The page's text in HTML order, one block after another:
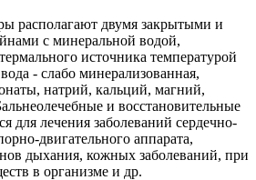
располагают двумя закрытыми и
с минеральной водой,
источника температурой
- слабо минерализованная,
натрий, кальций, магний,
и восстановительные
для лечения заболеваний сердечно-
двигательного аппарата,
дыхания, кожных заболеваний, при
в организме и др.